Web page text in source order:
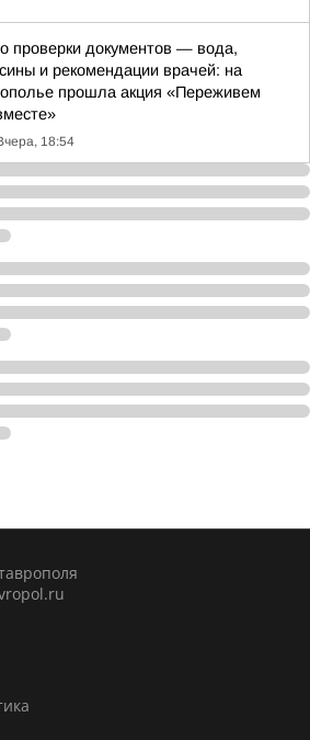
проверки документов — вода,
и рекомендации врачей: на
прошла акция «Переживем
18:54